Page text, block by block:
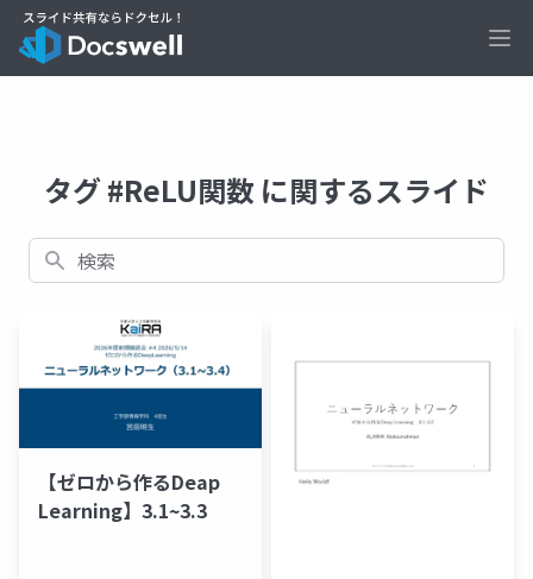
タグ #ReLU関数 に関するスライド
検索
【ゼロから作るDeap
Learning】3.1~3.3